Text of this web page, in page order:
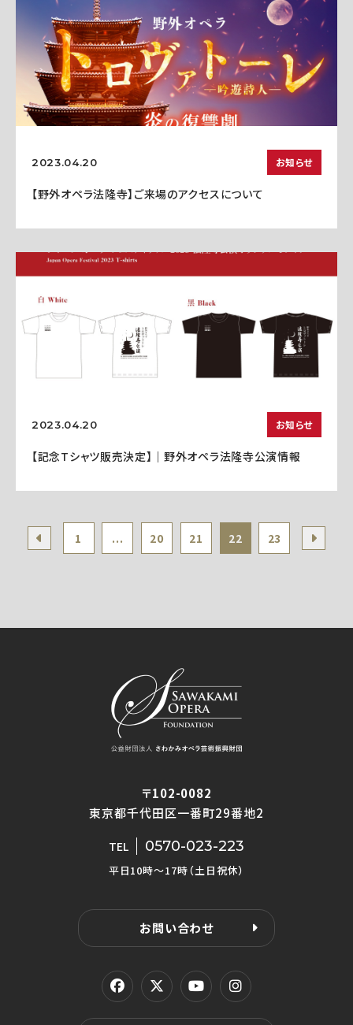
2023.04.20 お知らせ
【野外オペラ法隆寺】ご来場のアクセスについて
2023.04.20 お知らせ
【記念Tシャツ販売決定】｜野外オペラ法隆寺公演情報
1 ... 20 21 22 23
〒102-0082
東京都千代田区一番町29番地2
TEL 0570-023-223
平日10時〜17時（土日祝休）
お問い合わせ